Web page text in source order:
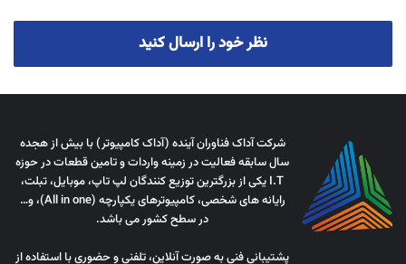
نظر خود را ارسال کنید
شرکت آداک فناوران آینده (آداک کامپیوتر) با بیش از هجده
سال سابقه فعالیت در زمینه واردات و تامین قطعات در حوزه
I.T یکی از بزرگترین توزیع کنندگان لپ تاپ، موبایل، تبلت،
رایانه های شخصی، کامپیوترهای یکپارچه (All in one)، و…
در سطح کشور می باشد.
پشتیبانی فنی به صورت آنلاین، تلفنی و حضوری با استفاده از